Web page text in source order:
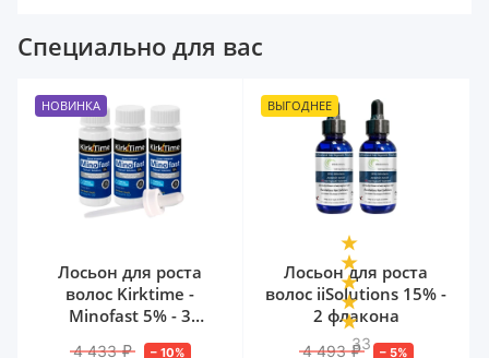
Специально для вас
НОВИНКА
Лосьон для роста
волос Kirktime -
Minofast 5% - 3
флакона
4 433 ₽ – 10%
ВЫГОДНЕЕ
33
Лосьон для роста
волос iiSolutions 15% -
2 флакона
4 493 ₽ – 5%